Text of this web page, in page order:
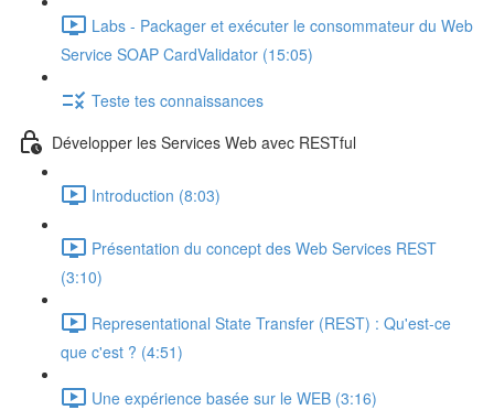
Labs - Packager et exécuter le consommateur du Web
Service SOAP CardValidator (15:05)
Teste tes connaissances
Développer les Services Web avec RESTful
Introduction (8:03)
Présentation du concept des Web Services REST
(3:10)
Representational State Transfer (REST) : Qu'est-ce
que c'est ? (4:51)
Une expérience basée sur le WEB (3:16)